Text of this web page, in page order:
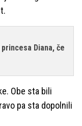
Diana, če
Obe sta bili
pa sta dopolnili